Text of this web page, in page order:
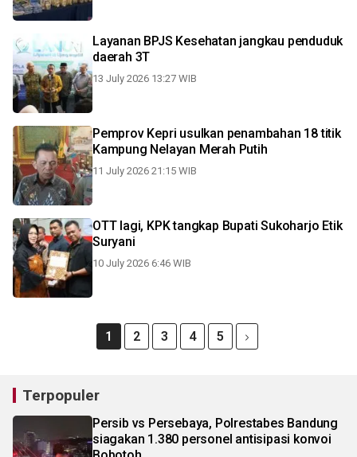
Layanan BPJS Kesehatan jangkau penduduk
daerah 3T
13 July 2026 13:27 WIB
Pemprov Kepri usulkan penambahan 18 titik
Kampung Nelayan Merah Putih
11 July 2026 21:15 WIB
OTT lagi, KPK tangkap Bupati Sukoharjo Etik
Suryani
10 July 2026 6:46 WIB
1 2 3 4 5
Terpopuler
Persib vs Persebaya, Polrestabes Bandung
siagakan 1.380 personel antisipasi konvoi